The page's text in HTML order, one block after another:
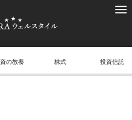
の教養 株式 投資信託